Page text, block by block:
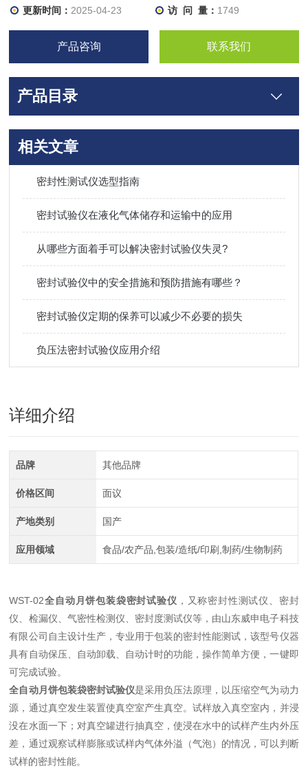
更新时间： 2025-04-23 访 问 量： 1749
产品咨询 联系我们
产品目录
相关文章
密封性测试仪选型指南
密封试验仪在液化气体储存和运输中的应用
从哪些方面着手可以解决密封试验仪失灵?
密封试验仪中的安全措施和预防措施有哪些？
密封试验仪定期的保养可以减少不必要的损失
负压法密封试验仪应用介绍
详细介绍
品牌 其他品牌
价格区间 面议
产地类别 国产
应用领域 食品/农产品,包装/造纸/印刷,制药/生物制药
WST-02全自动月饼包装袋密封试验仪 ，又称密封性测试仪、密封
仪、检漏仪、气密性检测仪、密封度测试仪等，由山东威申电子科技
有限公司自主设计生产，专业用于包装的密封性能测试，该型号仪器
具有自动保压、自动卸载、自动计时的功能，操作简单方便，一键即
可完成试验。
全自动月饼包装袋密封试验仪是采用负压法原理，以压缩空气为动力
源，通过真空发生装置使真空室产生真空。试样放入真空室内，并浸
没在水面一下；对真空罐进行抽真空，使浸在水中的试样产生内外压
差，通过观察试样膨胀或试样内气体外溢（气泡）的情况，可以判断
试样的密封性能。